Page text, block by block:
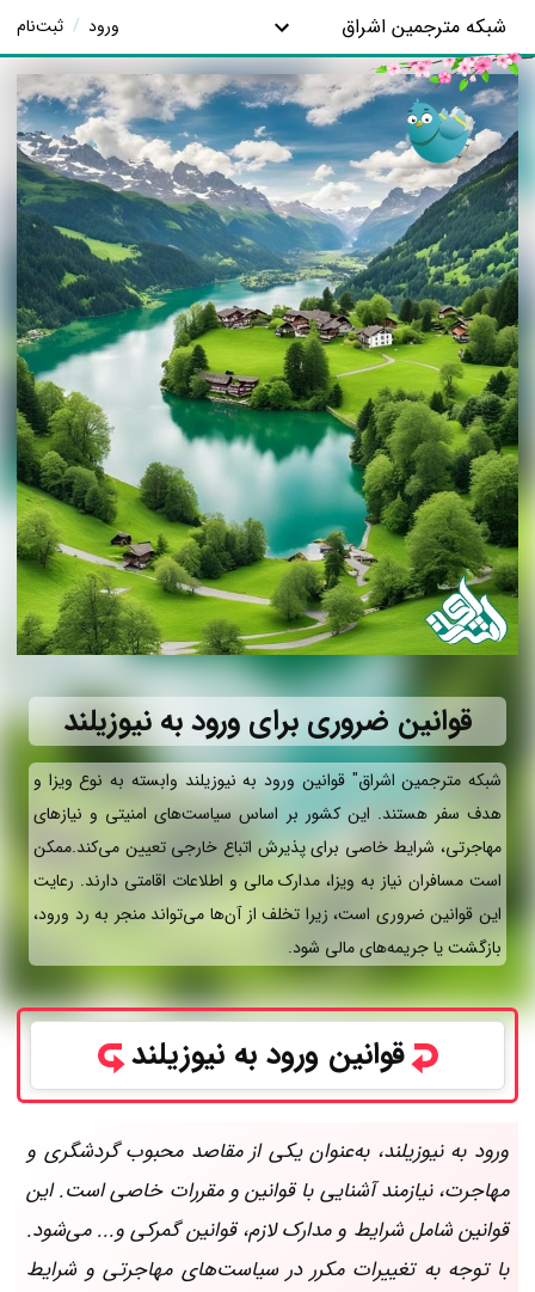
شبکه مترجمین اشراق ورود / ثبت‌نام
قوانین ضروری برای ورود به نیوزیلند
شبکه مترجمین اشراق" قوانین ورود به نیوزیلند وابسته به نوع ویزا و
هدف سفر هستند. این کشور بر اساس سیاست‌های امنیتی و نیازهای
مهاجرتی، شرایط خاصی برای پذیرش اتباع خارجی تعیین می‌کند.ممکن
است مسافران نیاز به ویزا، مدارک مالی و اطلاعات اقامتی دارند. رعایت
این قوانین ضروری است، زیرا تخلف از آن‌ها می‌تواند منجر به رد ورود،
بازگشت یا جریمه‌های مالی شود.
قوانین ورود به نیوزیلند
ورود به نیوزیلند، به‌عنوان یکی از مقاصد محبوب گردشگری و
مهاجرت، نیازمند آشنایی با قوانین و مقررات خاصی است. این
قوانین شامل شرایط و مدارک لازم، قوانین گمرکی و... می‌شود.
با توجه به تغییرات مکرر در سیاست‌های مهاجرتی و شرایط